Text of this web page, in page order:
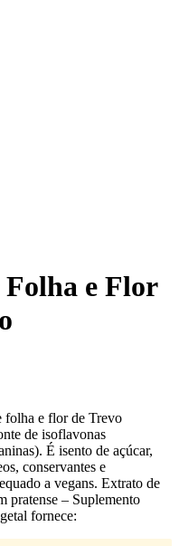
e Flor
folha e flor de Trevo
de isoflavonas
É isento de açúcar,
conservantes e
a vegans. Extrato de
pratense – Suplemento
fornece: